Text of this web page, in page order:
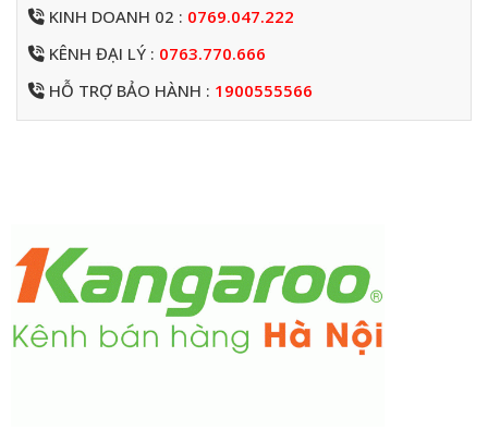
KINH DOANH 02 : 0769.047.222
KÊNH ĐẠI LÝ : 0763.770.666
HỖ TRỢ BẢO HÀNH : 1900555566